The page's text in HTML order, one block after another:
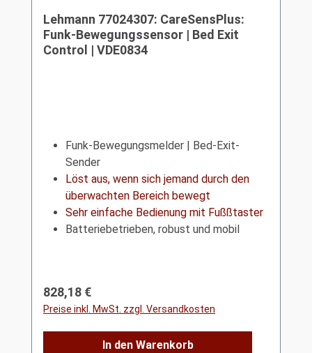
Lehmann 77024307: CareSensPlus:
Funk-Bewegungssensor | Bed Exit
Control | VDE0834
Funk-Bewegungsmelder | Bed-Exit-
Sender
Löst aus, wenn sich jemand durch den
überwachten Bereich bewegt
Sehr einfache Bedienung mit Fußßtaster
Batteriebetrieben, robust und mobil
Regulärer Preis:
828,18 €
Preise inkl. MwSt. zzgl. Versandkosten
In den Warenkorb